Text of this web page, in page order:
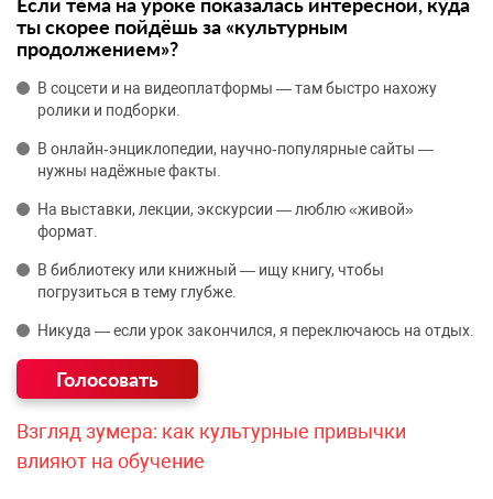
ты скорее пойдёшь за «культурным
продолжением»?
В соцсети и на видеоплатформы — там быстро нахожу
ролики и подборки.
В онлайн‑энциклопедии, научно‑популярные сайты —
нужны надёжные факты.
На выставки, лекции, экскурсии — люблю «живой»
формат.
В библиотеку или книжный — ищу книгу, чтобы
погрузиться в тему глубже.
Никуда — если урок закончился, я переключаюсь на отдых.
Взгляд зумера: как культурные привычки
влияют на обучение